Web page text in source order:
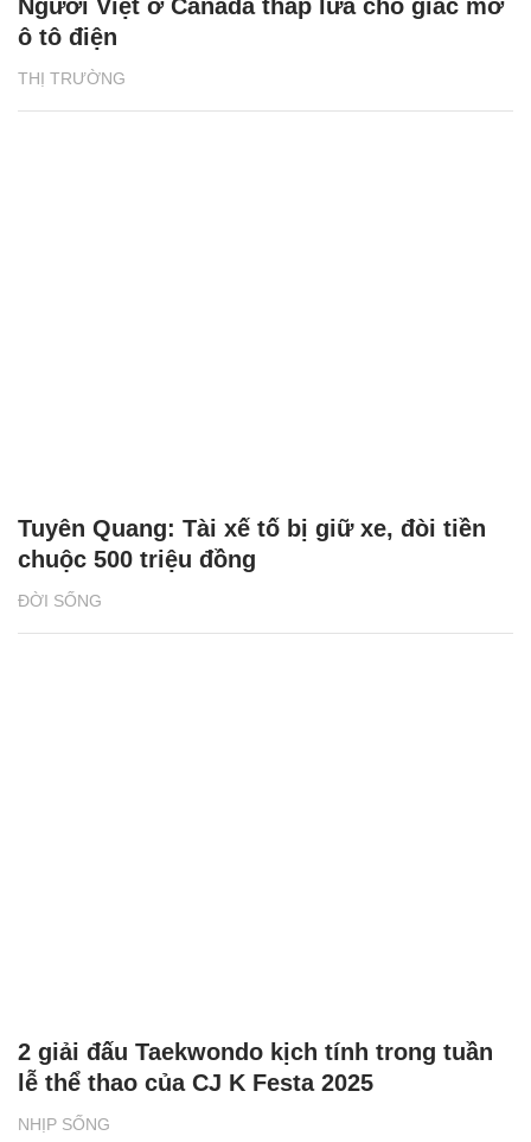
THỊ TRƯỜNG
Người Việt ở Canada thắp lửa cho giấc mơ
ô tô điện
ĐỜI SỐNG
Tuyên Quang: Tài xế tố bị giữ xe, đòi tiền
chuộc 500 triệu đồng
NHỊP SỐNG
2 giải đấu Taekwondo kịch tính trong tuần
lễ thể thao của CJ K Festa 2025